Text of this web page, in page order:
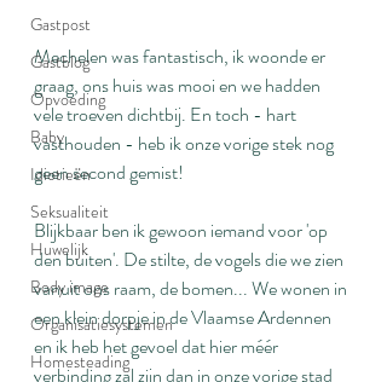
Gastpost
Gastblog
Opvoeding
Baby
Idiotieën
Seksualiteit
Huwelijk
Body image
Organisatiesystemen
Homesteading
Mechelen was fantastisch, ik woonde er
graag, ons huis was mooi en we hadden
vele troeven dichtbij. En toch - hart
vasthouden - heb ik onze vorige stek nog
geen second gemist!
Blijkbaar ben ik gewoon iemand voor 'op
den buiten'. De stilte, de vogels die we zien
vanuit ons raam, de bomen... We wonen in
een klein dorpje in de Vlaamse Ardennen
en ik heb het gevoel dat hier méér
verbinding zal zijn dan in onze vorige stad